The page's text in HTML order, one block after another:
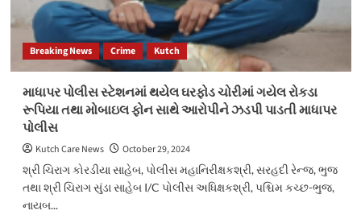
સાથે
બે
શખ્સો
ઝડપાયા
Breaking News Crime Kutch
માધાપર પોલીસ સ્ટેશનમાં થયેલ ઘરફોડ ચોરીમાં ગયેલ રોકડા
રૂપિયા તથા મોબાઇલ ફોન સાથે આરોપીને ઝડપી પાડતી માધાપર
પોલીસ
Kutch Care News
October 29, 2024
શ્રી ચિરાગ કોરડીયા સાહેબ, પોલીસ મહાનિરીક્ષકશ્રી, સરહદી રેન્જ, ભુજ
તથા શ્રી ચિરાગ સુંડા સાહેબ I/C પોલીસ અધિક્ષકશ્રી, પશ્ચિમ કચ્છ-ભુજ,
નાયબ...